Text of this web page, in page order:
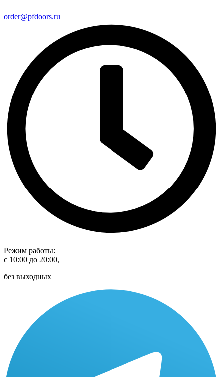
order@pfdoors.ru
Режим работы:
с 10:00 до 20:00,
без выходных